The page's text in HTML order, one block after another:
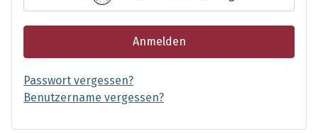
Anmelden
Passwort vergessen?
Benutzername vergessen?